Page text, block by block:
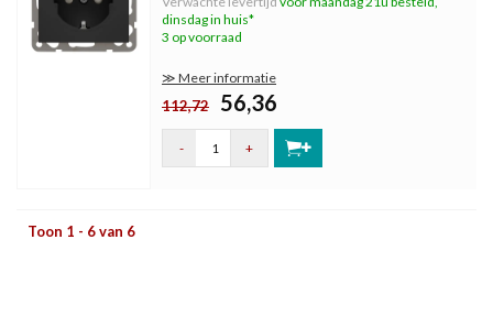
dinsdag in huis*
3 op voorraad
≫ Meer informatie
112,72 56,36
- +
Toon 1 - 6 van 6